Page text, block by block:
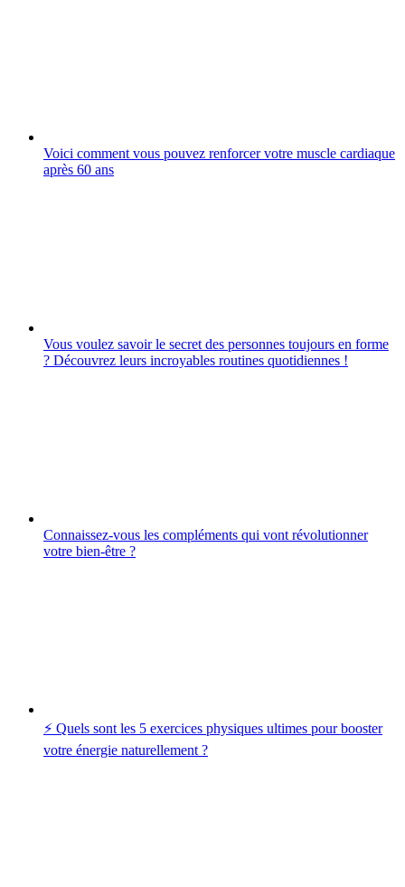
Voici comment vous pouvez renforcer votre muscle cardiaque
après 60 ans
Vous voulez savoir le secret des personnes toujours en forme
? Découvrez leurs incroyables routines quotidiennes !
Connaissez-vous les compléments qui vont révolutionner
votre bien-être ?
⚡️ Quels sont les 5 exercices physiques ultimes pour booster
votre énergie naturellement ?